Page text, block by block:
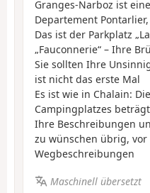
Granges-Narboz ist
Departement
Das ist der Parkplatz
„Fauconnerie“ – Ihre
Sie sollten Ihre
ist nicht das erste Mal
Es ist wie in Chalain:
Campingplatzes
Ihre Beschreibungen
zu wünschen übrig,
Wegbeschreibungen
Maschinell übersetzt